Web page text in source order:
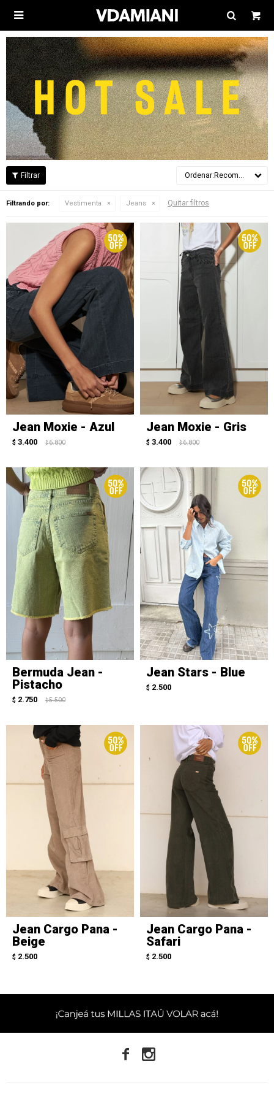

Recomendados
Filtrando por: Vestimenta Jeans Quitar filtros
Jean Moxie - Azul
$ 3.400 $ 6.800
Jean Moxie - Gris
$ 3.400 $ 6.800
Bermuda Jean -
Pistacho
$ 2.750 $ 5.500
Jean Stars - Blue
$ 2.500
Jean Cargo Pana -
Beige
$ 2.500
Jean Cargo Pana -
Safari
$ 2.500
 